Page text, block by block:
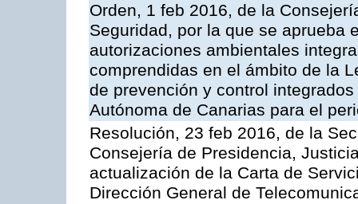
Orden, 1 feb 2016, de la
Seguridad, por la que se aprueba
autorizaciones ambientales
comprendidas en el ámbito de la
de prevención y control
Autónoma de Canarias para el
Resolución, 23 feb 2016, de la
Consejería de Presidencia,
actualización de la Carta de
Dirección General de